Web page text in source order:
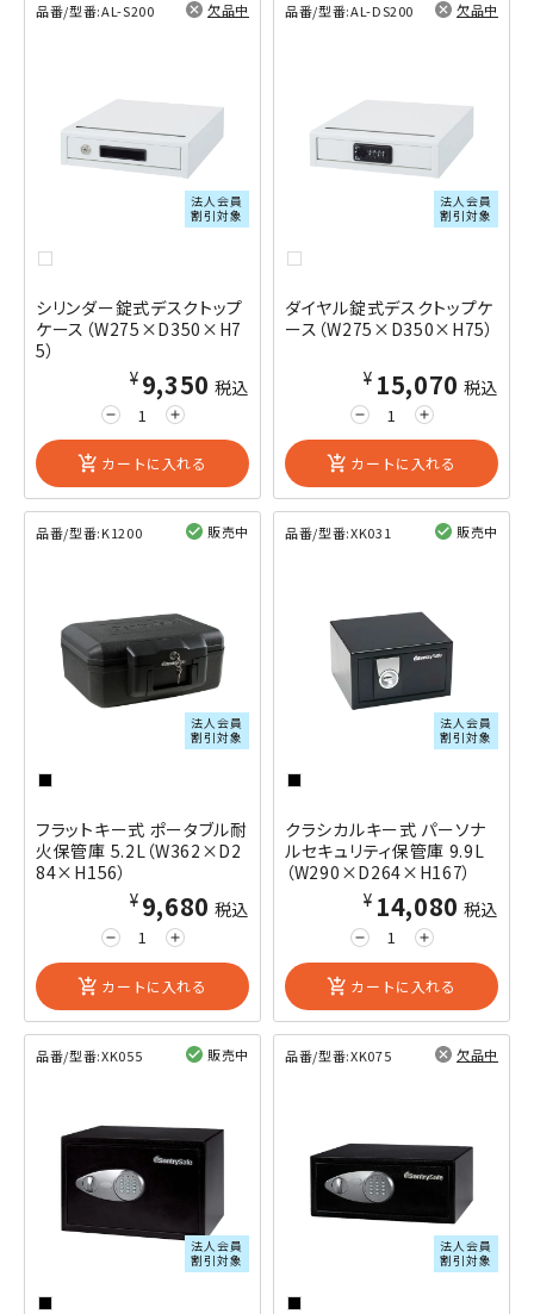
品番/型番:AL-S200 欠品中
法人会員
割引対象
シリンダー錠式デスクトップ
ケース（W275×D350×H7
5）
remove add
¥9,350 税込
add_shopping_cart カートに入れる
品番/型番:AL-DS200 欠品中
法人会員
割引対象
ダイヤル錠式デスクトップケ
ース（W275×D350×H75）
remove add
¥15,070 税込
add_shopping_cart カートに入れる
品番/型番:K1200 販売中
法人会員
割引対象
フラットキー式 ポータブル耐
火保管庫 5.2L（W362×D2
84×H156）
remove add
¥9,680 税込
add_shopping_cart カートに入れる
品番/型番:XK031 販売中
法人会員
割引対象
クラシカルキー式 パーソナ
ルセキュリティ保管庫 9.9L
（W290×D264×H167）
remove add
¥14,080 税込
add_shopping_cart カートに入れる
品番/型番:XK055 販売中
法人会員
割引対象
品番/型番:XK075 欠品中
法人会員
割引対象